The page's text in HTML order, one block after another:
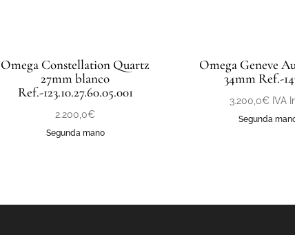
Omega Constellation Quartz
27mm blanco
Ref.-123.10.27.60.05.001
2.200,0€
Segunda mano
Omega Geneve
34mm Ref.-
3.200,0€ IVA
Segunda